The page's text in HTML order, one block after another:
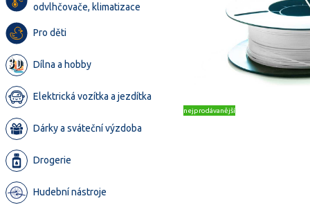
odvlhčovače, klimatizace
Pro děti
Dílna a hobby
Elektrická vozítka a jezdítka
Dárky a sváteční výzdoba
Drogerie
Hudební nástroje
nejprodávanější